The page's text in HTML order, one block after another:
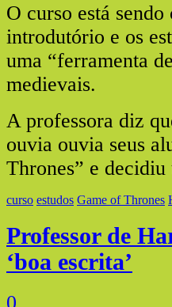
O curso está
introdutório e os
uma “ferramenta
medievais.
A professora diz
ouvia ouvia seus
Thrones” e
curso estudos Game of Thrones
Professor de
‘boa escrita’
0